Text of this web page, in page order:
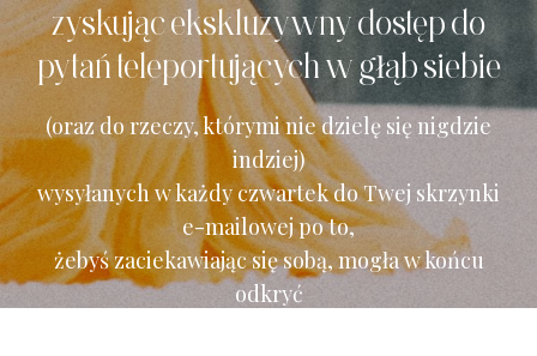
zyskując ekskluzywny dostęp do
pytań teleportujących w głąb siebie
(oraz do rzeczy, którymi nie dzielę się nigdzie
indziej)
wysyłanych w każdy czwartek do Twej skrzynki
e-mailowej po to,
żebyś zaciekawiając się sobą, mogła w końcu
odkryć